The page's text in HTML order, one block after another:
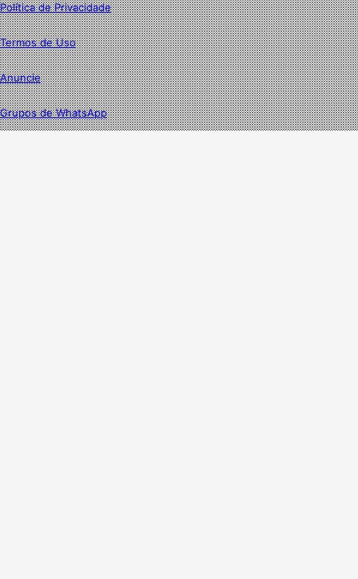
Política de Privacidade
Termos de Uso
Anuncie
Grupos de WhatsApp